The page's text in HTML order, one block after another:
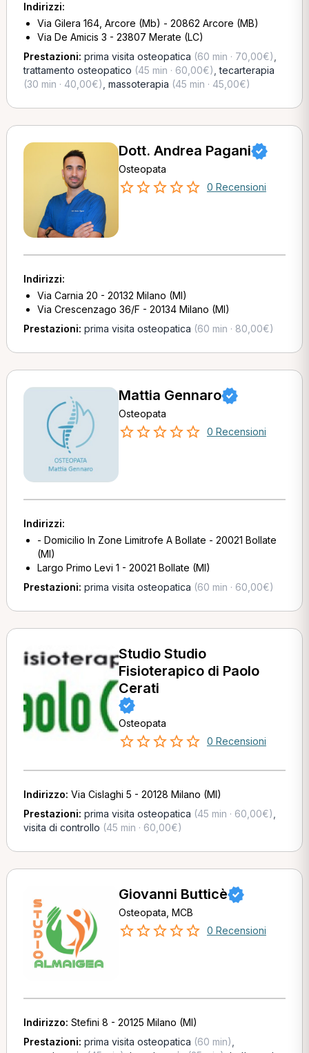
Indirizzi:
Via Gilera 164, Arcore (Mb) - 20862 Arcore (MB)
Via De Amicis 3 - 23807 Merate (LC)
Prestazioni: prima visita osteopatica (60 min · 70,00€)
trattamento osteopatico (45 min · 60,00€) ,tecarterapia
(30 min · 40,00€) massoterapia (45 min · 45,00€)
Dott. Andrea Pagani
Osteopata
0 Recensioni
Indirizzi:
Via Carnia 20 - 20132 Milano (MI)
Via Crescenzago 36/F - 20134 Milano (MI)
Prestazioni: prima visita osteopatica (60 min · 80,00€)
Mattia Gennaro
Osteopata
0 Recensioni
Indirizzi:
- Domicilio In Zone Limitrofe A Bollate - 20021 Bollate
(MI)
Largo Primo Levi 1 - 20021 Bollate (MI)
Prestazioni: prima visita osteopatica (60 min · 60,00€)
Studio Studio
Fisioterapico di Paolo
Cerati
Osteopata
0 Recensioni
Indirizzo: Via Cislaghi 5 - 20128 Milano (MI)
Prestazioni: prima visita osteopatica (45 min · 60,00€)
visita di controllo (45 min · 60,00€)
Giovanni Butticè
Osteopata, MCB
0 Recensioni
Indirizzo: Stefini 8 - 20125 Milano (MI)
Prestazioni: prima visita osteopatica (60 min)